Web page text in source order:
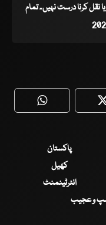
کرنا درست نہیں۔ تمام
WhatsApp
پاکستان
کھیل
انٹرٹینمنٹ
و عجیب